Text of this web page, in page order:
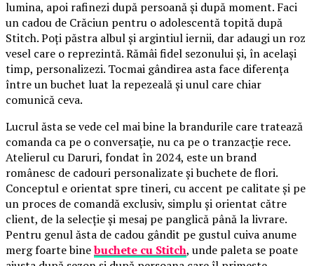
lumina, apoi rafinezi după persoană și după moment. Faci
un cadou de Crăciun pentru o adolescentă topită după
Stitch. Poți păstra albul și argintiul iernii, dar adaugi un roz
vesel care o reprezintă. Rămâi fidel sezonului și, în același
timp, personalizezi. Tocmai gândirea asta face diferența
între un buchet luat la repezeală și unul care chiar
comunică ceva.
Lucrul ăsta se vede cel mai bine la brandurile care tratează
comanda ca pe o conversație, nu ca pe o tranzacție rece.
Atelierul cu Daruri, fondat în 2024, este un brand
românesc de cadouri personalizate și buchete de flori.
Conceptul e orientat spre tineri, cu accent pe calitate și pe
un proces de comandă exclusiv, simplu și orientat către
client, de la selecție și mesaj pe panglică până la livrare.
Pentru genul ăsta de cadou gândit pe gustul cuiva anume
merg foarte binebuchete cu Stitch, unde paleta se poate